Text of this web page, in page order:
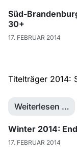
Süd-
30+
17. FEBRUAR 2014
Titelträger 2014:
Weiterlesen …
Winter 2014:
17. FEBRUAR 2014